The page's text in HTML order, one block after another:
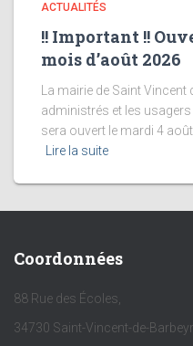
ACTUALITÉS
!! Important !!
mois d’août 2026
La mairie de Saint
administrés et les
sera ouvert le mardi 4
Lire la suite
Coordonnées
88 Rue des Écoles,
34730 Saint-Vincent-de-